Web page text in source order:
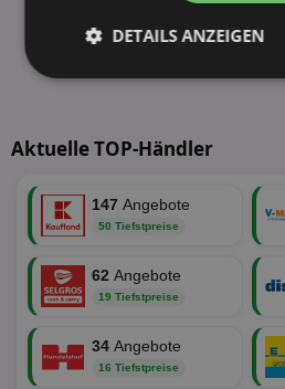
Aktuelle TOP-Händler
147 Angebote
50 Tiefstpreise
62 Angebote
19 Tiefstpreise
34 Angebote
16 Tiefstpreise
DETAILS ANZEIGEN
Unbedingt